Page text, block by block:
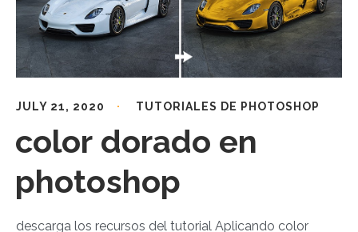
JULY 21, 2020 TUTORIALES DE PHOTOSHOP
color dorado en
photoshop
descarga los recursos del tutorial Aplicando color